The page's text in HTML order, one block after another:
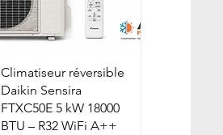
Climatiseur réversible
Daikin Sensira
FTXC50E 5 kW 18000
BTU – R32 WiFi A++